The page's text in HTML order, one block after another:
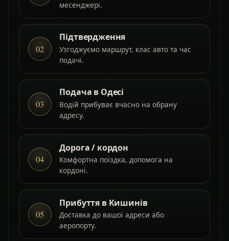
месенджері.
02
Підтвердження
Узгоджуємо маршрут, клас авто та час
подачі.
03
Подача в Одесі
Водій прибуває вчасно на обрану
адресу.
04
Дорога / кордон
Комфортна поїздка, допомога на
кордоні.
05
Прибуття в Кишинів
Доставка до вашої адреси або
аеропорту.